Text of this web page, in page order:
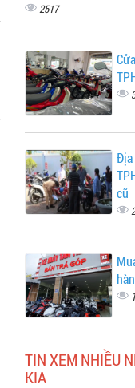
2517
Địa
cũ
TIN XEM NHIỀU
KIA